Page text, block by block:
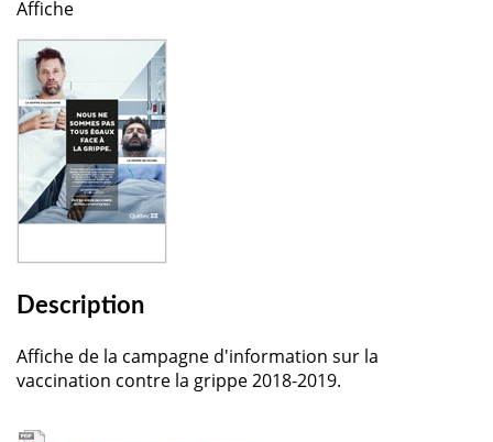
Affiche
Description
Affiche de la campagne d'information sur la
vaccination contre la grippe 2018-2019.